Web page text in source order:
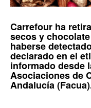
Carrefour ha
secosychocolate
haberse
declarado en el
informado desde
Asociaciones de
Andalucía (Facua)